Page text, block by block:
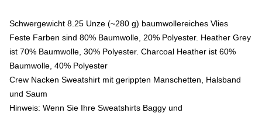
Schwergewicht 8.25 Unze (~280 g) baumwollereiches Vlies
Feste Farben sind 80% Baumwolle, 20% Polyester. Heather Grey
ist 70% Baumwolle, 30% Polyester. Charcoal Heather ist 60%
Baumwolle, 40% Polyester
Crew Nacken Sweatshirt mit gerippten Manschetten, Halsband
und Saum
Hinweis: Wenn Sie Ihre Sweatshirts Baggy und